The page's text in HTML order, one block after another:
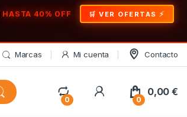
HASTA 40% OFF 🛒 VER OFERTAS
Marcas Mi cuenta Contacto
0
My Account
0
0,00€